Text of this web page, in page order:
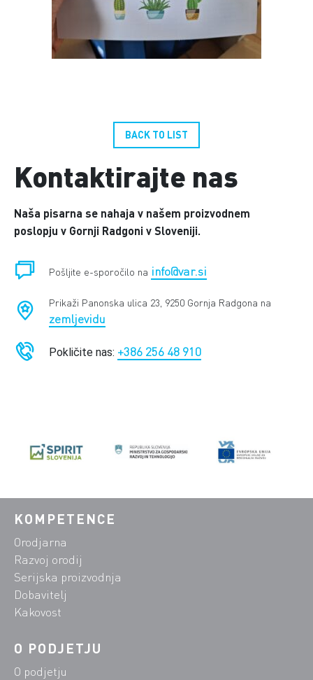
BACK TO LIST
Kontaktirajte nas
Naša pisarna se nahaja v našem proizvodnem
poslopju v Gornji Radgoni v Sloveniji.
Pošljite e-sporočilo na info@var.si
Prikaži Panonska ulica 23, 9250 Gornja Radgona na
zemljevidu
Pokličite nas: +386 256 48 910
KOMPETENCE
Orodjarna
Razvoj orodij
Serijska proizvodnja
Dobavitelj
Kakovost
O PODJETJU
O podjetju